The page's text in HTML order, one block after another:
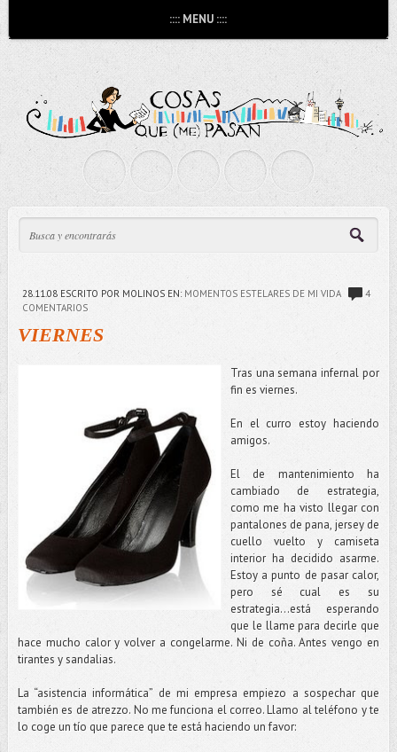
:::: MENU ::::
28.11.08ESCRITO POR MOLINOS EN: MOMENTOS ESTELARES DE MI VIDA
4
COMENTARIOS
VIERNES
Tras una semana infernal por
fin es viernes.
En el curro estoy haciendo
amigos.
El de mantenimiento ha
cambiado de estrategia,
como me ha visto llegar con
pantalones de pana, jersey de
cuello vuelto y camiseta
interior ha decidido asarme.
Estoy a punto de pasar calor,
pero sé cual es su
estrategia…está esperando
que le llame para decirle que
hace mucho calor y volver a congelarme. Ni de coña. Antes vengo en
tirantes y sandalias.
La “asistencia informática” de mi empresa empiezo a sospechar que
también es de atrezzo. No me funciona el correo. Llamo al teléfono y te
lo coge un tío que parece que te está haciendo un favor: